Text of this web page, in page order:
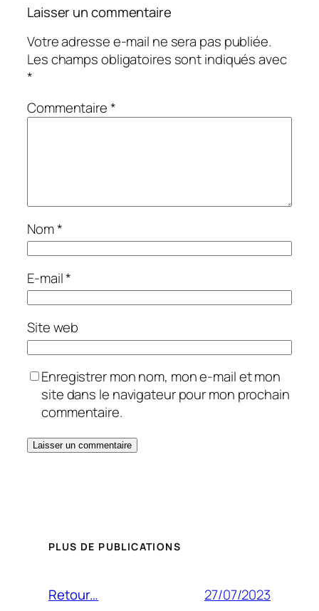
Laisser un commentaire
Votre adresse e-mail ne sera pas publiée.
Les champs obligatoires sont indiqués avec
*
Commentaire*
Nom*
E-mail*
Site web
Enregistrer mon nom, mon e-mail et mon
site dans le navigateur pour mon prochain
commentaire.
PLUS DE PUBLICATIONS
Retour… 27/07/2023